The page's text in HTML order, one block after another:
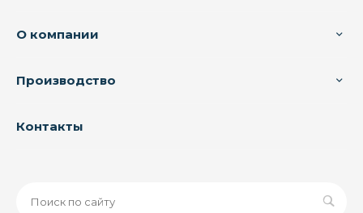
О компании
Производство
Контакты